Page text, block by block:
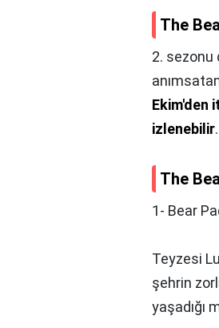
The
2. sezonu
Ekim'den
izlenebilir.
The
1- Bear
Teyzesi
şehrin
yaşadığı